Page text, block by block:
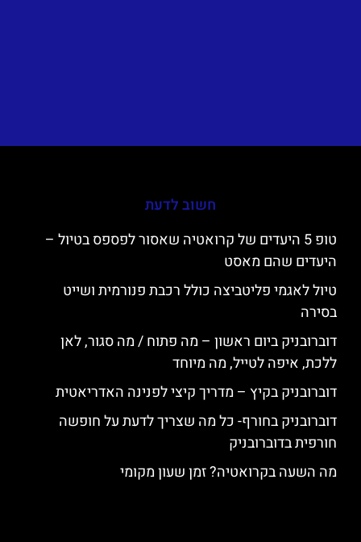
חשוב לדעת
טופ 5 היעדים של קרואטיה שאסור לפספס בטיול –
היעדים שהם מאסט
טיול לאגמי פליטביצה כולל רכבת פנורמית ושייט
בסירה
דוברובניק ביום ראשון – מה פתוח / מה סגור, לאן
ללכת, איפה לטייל, מה מיוחד
דוברובניק בקיץ – מדריך קיצי לפנינה האדריאטית
דוברובניק בחורף- כל מה שצריך לדעת על חופשה
חורפית בדוברובניק
מה השעה בקרואטיה? זמן שעון מקומי